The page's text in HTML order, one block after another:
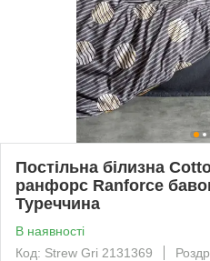
Постільна білизна
ранфорс Ranforce
Туреччина
В наявності
Код: Strew Gri 2131369